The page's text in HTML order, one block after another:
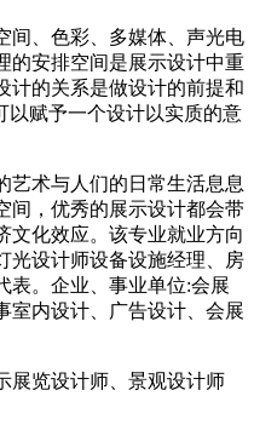
间、色彩、多媒体、声光电
的安排空间是展示设计中重
计的关系是做设计的前提和
以赋予一个设计以实质的意
艺术与人们的日常生活息息
间，优秀的展示设计都会带
文化效应。该专业就业方向
光设计师设备设施经理、房
表。企业、事业单位:会展
室内设计、广告设计、会展
展览设计师、景观设计师